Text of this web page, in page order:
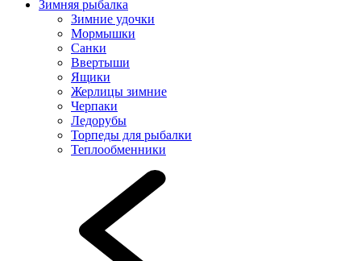
Зимняя рыбалка
Зимние удочки
Мормышки
Санки
Ввертыши
Ящики
Жерлицы зимние
Черпаки
Ледорубы
Торпеды для рыбалки
Теплообменники